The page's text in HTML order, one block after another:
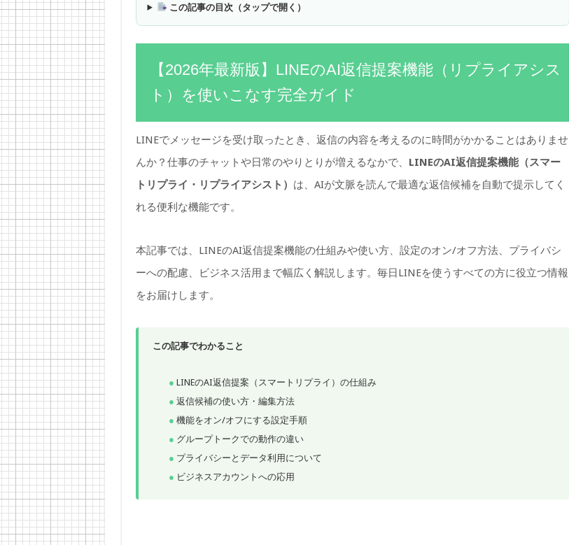
この記事の目次（タップで開く）
【2026年最新版】LINEのAI返信提案機能（リプライアシス
ト）を使いこなす完全ガイド
LINEでメッセージを受け取ったとき、返信の内容を考えるのに時間がかかることはありませ
んか？仕事のチャットや日常のやりとりが増えるなかで、 LINEのAI返信提案機能（スマー
トリプライ・リプライアシスト） は、AIが文脈を読んで最適な返信候補を自動で提示してく
れる便利な機能です。
本記事では、LINEのAI返信提案機能の仕組みや使い方、設定のオン/オフ方法、プライバシ
ーへの配慮、ビジネス活用まで幅広く解説します。毎日LINEを使うすべての方に役立つ情報
をお届けします。
この記事でわかること
LINEのAI返信提案（スマートリプライ）の仕組み
返信候補の使い方・編集方法
機能をオン/オフにする設定手順
グループトークでの動作の違い
プライバシーとデータ利用について
ビジネスアカウントへの応用